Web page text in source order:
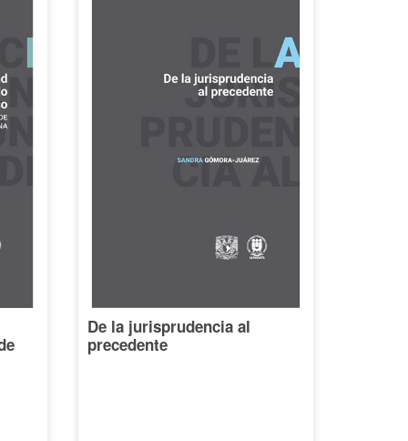
De la jurisprudencia al
precedente